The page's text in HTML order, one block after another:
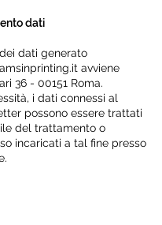
dati
dati generato
avviene
36 - 00151 Roma.
i dati connessi al
possono essere trattati
del trattamento o
incaricati a tal fine presso